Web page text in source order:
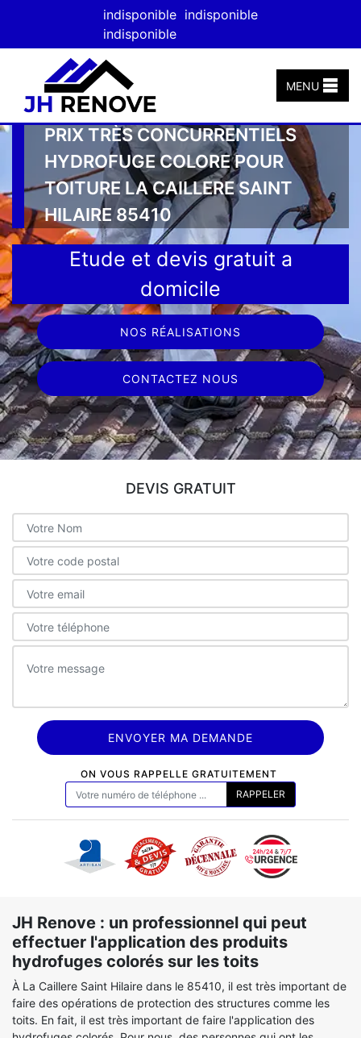
indisponible indisponible
indisponible
MENU
PRIX TRÈS CONCURRENTIELS
HYDROFUGE COLORE POUR
TOITURE LA CAILLERE SAINT
HILAIRE 85410
Etude et devis gratuit a
domicile
NOS RÉALISATIONS
CONTACTEZ NOUS
DEVIS GRATUIT
ON VOUS RAPPELLE GRATUITEMENT
JH Renove : un professionnel qui peut
effectuer l'application des produits
hydrofuges colorés sur les toits
À La Caillere Saint Hilaire dans le 85410, il est très important de
faire des opérations de protection des structures comme les
toits. En fait, il est très important de faire l'application des